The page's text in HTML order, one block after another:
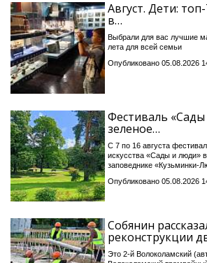
Август. Дети:
в…
Выбрали для вас лучшие
лета для всей семьи
Опубликовано 05.08.2026
Фестиваль
зеленое…
С 7 по 16 августа
искусства «Сады и люди»
заповеднике «Кузьминки-
Опубликовано 05.08.2026
Собянин
реконструкции
Это 2-й Волоколамский